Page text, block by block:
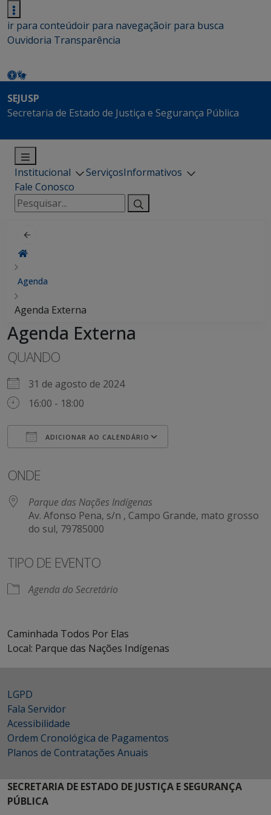
ir para conteúdoir para navegaçãoir para busca
Ouvidoria Transparência
SEJUSP
Secretaria de Estado de Justiça e Segurança Pública
Institucional ServiçosInformativos
Fale Conosco
Pesquisar
por:
Agenda
Agenda Externa
Agenda Externa
QUANDO
31 de agosto de 2024
16:00 - 18:00
ADICIONAR AO CALENDÁRIO
ONDE
Parque das Nações Indígenas
Av. Afonso Pena, s/n , Campo Grande, mato grosso
do sul, 79785000
TIPO DE EVENTO
Agenda do Secretário
Caminhada Todos Por Elas
Local: Parque das Nações Indígenas
LGPD
Fala Servidor
Acessibilidade
Ordem Cronológica de Pagamentos
Planos de Contratações Anuais
SECRETARIA DE ESTADO DE JUSTIÇA E SEGURANÇA
PÚBLICA